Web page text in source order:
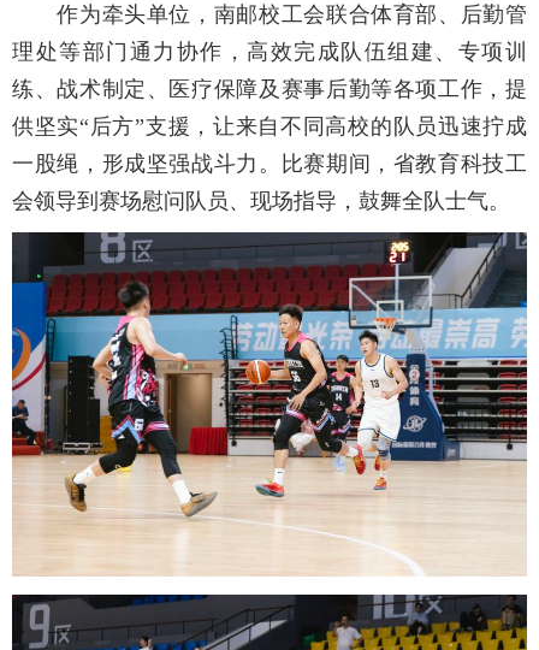
作为牵头单位，南邮校工会联合体育部、后勤管
理处等部门通力协作，高效完成队伍组建、专项训
练、战术制定、医疗保障及赛事后勤等各项工作，提
供坚实“后方”支援，让来自不同高校的队员迅速拧成
一股绳，形成坚强战斗力。比赛期间，省教育科技工
会领导到赛场慰问队员、现场指导，鼓舞全队士气。